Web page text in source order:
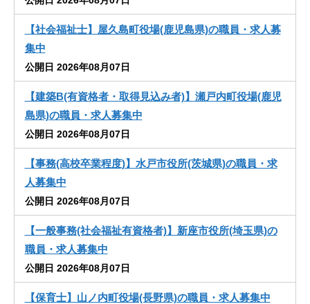
【社会福祉士】屋久島町役場(鹿児島県)の職員・求人募
集中
公開日 2026年08月07日
【建築B(有資格者・取得見込み者)】瀬戸内町役場(鹿児
島県)の職員・求人募集中
公開日 2026年08月07日
【事務(高校卒業程度)】水戸市役所(茨城県)の職員・求
人募集中
公開日 2026年08月07日
【一般事務(社会福祉有資格者)】新座市役所(埼玉県)の
職員・求人募集中
公開日 2026年08月07日
【保育士】山ノ内町役場(長野県)の職員・求人募集中